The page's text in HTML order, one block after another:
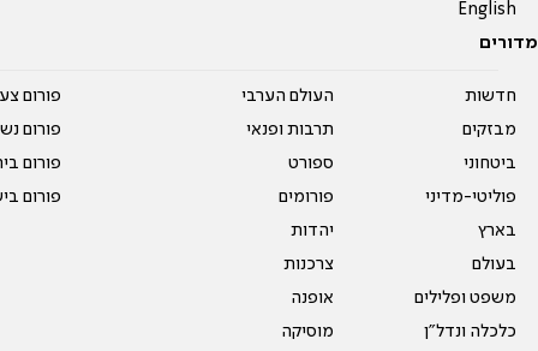
English
מדורים
חדשות
מבזקים
ביטחוני
פוליטי-מדיני
בארץ
בעולם
משפט ופלילים
כלכלה ונדל"ן
העולם הערבי
תרבות ופנאי
ספורט
פורומים
יהדות
צרכנות
אופנה
מוסיקה
פורום
פורום
פורום
פורום